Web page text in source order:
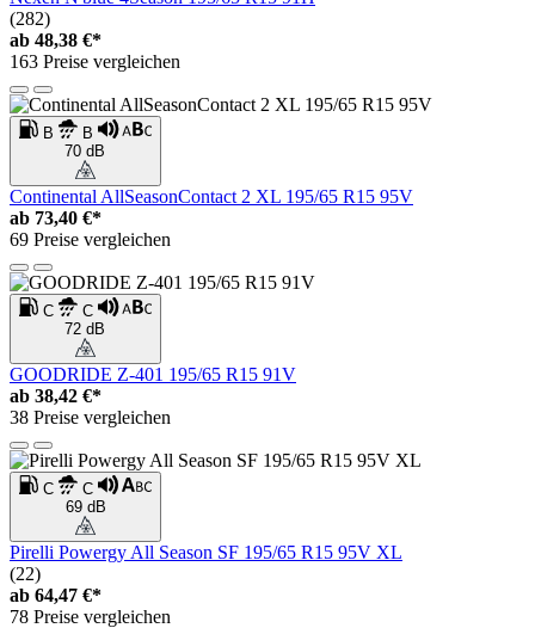
(282)
ab 48,38 €*
163 Preise vergleichen
B
B
70 dB
Continental AllSeasonContact 2 XL 195/65 R15 95V
ab 73,40 €*
69 Preise vergleichen
C
C
72 dB
GOODRIDE Z-401 195/65 R15 91V
ab 38,42 €*
38 Preise vergleichen
C
C
69 dB
Pirelli Powergy All Season SF 195/65 R15 95V XL
(22)
ab 64,47 €*
78 Preise vergleichen